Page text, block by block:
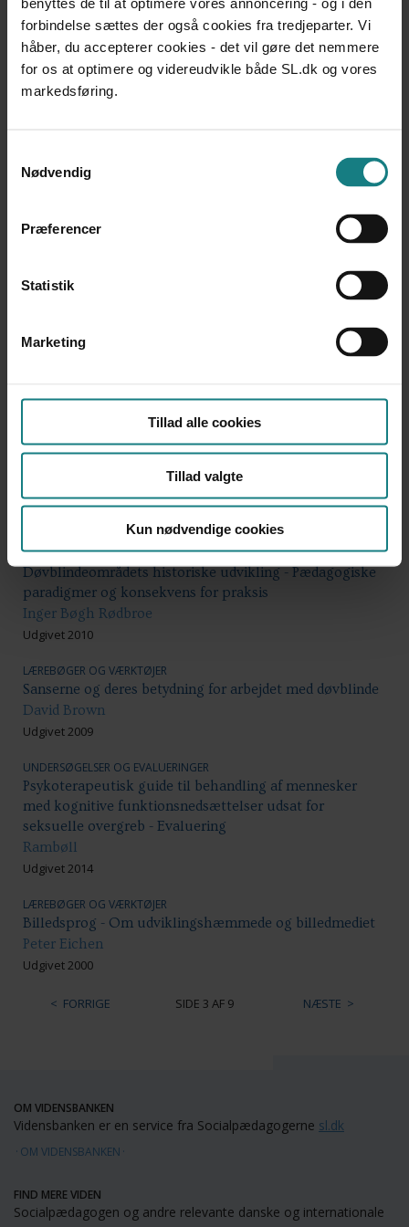
forbindelse sættes der også cookies fra tredjeparter. Vi
håber, du accepterer cookies - det vil gøre det nemmere
for os at optimere og videreudvikle både SL.dk og vores
markedsføring.
Nødvendig
Præferencer
Statistik
Marketing
Tillad alle cookies
Tillad valgte
Kun nødvendige cookies
om personlig hjælp til mennesker med handicap i
Norge og Sverige
Martin Sandø, Jonna Andersen, Bjarne Bjelke Jensen
Udgivet 2007
UNDERSØGELSER OG EVALUERINGER
Udgivet 2010
hverdagslivet på et botilbud for unge med ASF+
UNDERSØGELSER OG EVALUERINGER
Helhed for hjerneskadede - Evaluering af Københavns
Kommunes Hjerneskadesamråd
Pernille Skovbo Rasmussen, Laura Emdal Navne, Tine
Fuglsang, et al.
LÆREBØGER OG VÆRKTØJER
Døvblindeområdets historiske udvikling - Pædagogiske
paradigmer og konsekvens for praksis
Inger Bøgh Rødbroe
Udgivet 2010
LÆREBØGER OG VÆRKTØJER
Sanserne og deres betydning for arbejdet med døvblinde
David Brown
Udgivet 2009
UNDERSØGELSER OG EVALUERINGER
Psykoterapeutisk guide til behandling af mennesker
med kognitive funktionsnedsættelser udsat for
seksuelle overgreb - Evaluering
Rambøll
Udgivet 2014
LÆREBØGER OG VÆRKTØJER
Billedsprog - Om udviklingshæmmede og billedmediet
Peter Eichen
Udgivet 2000
FORRIGE SIDE 3 AF 9 NÆSTE
OM VIDENSBANKEN
Vidensbanken er en service fra Socialpædagogerne sl.dk
OM VIDENSBANKEN
FIND MERE VIDEN
Socialpædagogen og andre relevante danske og internationale